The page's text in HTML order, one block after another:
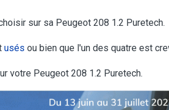
sur sa Peugeot 208 1.2 Puretech.
usés ou bien que l'un des quatre est
votre Peugeot 208 1.2 Puretech.